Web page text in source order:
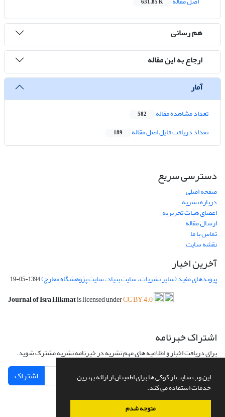
این وب سایت از کوکی ها برای اطمینان از ارائه بهترین
خدمات استفاده می کند.
متوجه شدم
631.85 K
هم رسانی
ارجاع به این مقاله
آمار
تعداد مشاهده مقاله 582
تعداد دریافت فایل اصل مقاله 189
دسترسی سریع
صفحه اصلی
درباره نشریه
اعضای هیات تحریریه
ارسال مقاله
تماس با ما
نقشه سایت
آخرین اخبار
پیوندهای مفید (سایر نشریات، سایت بنیاد، سایت پژوهشگاه معارج)1394-05-19
Journal of Isra Hikmatis licensed underCC BY 4.0
اشتراک خبرنامه
برای دریافت اخبار و اطلاعیه های مهم نشریه در خبرنامه نشریه مشترک شوید.
اشتراک